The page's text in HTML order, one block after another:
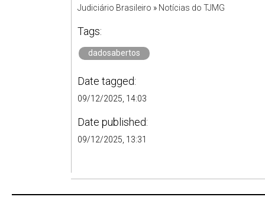
Judiciário Brasileiro » Notícias do TJMG
Tags:
dadosabertos
Date tagged:
09/12/2025, 14:03
Date published:
09/12/2025, 13:31